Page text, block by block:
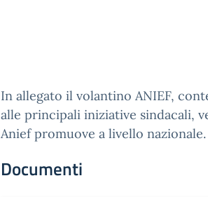
In allegato il volantino ANIEF,
alle principali iniziative sindacali,
Anief promuove a livello nazionale.
Documenti